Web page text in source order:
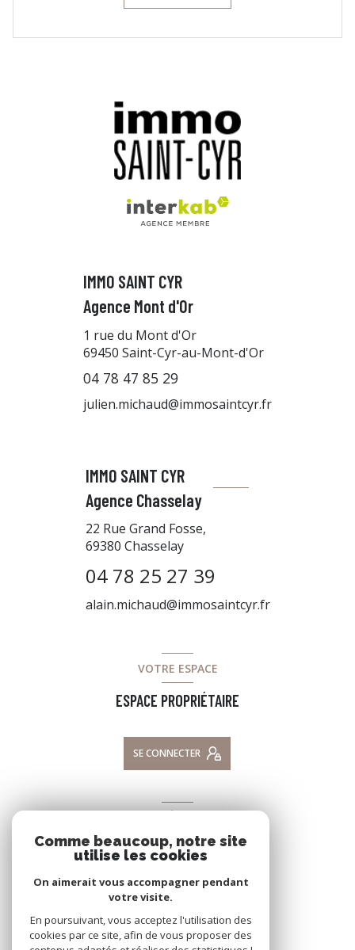
IMMO SAINT CYR
Agence Mont d'Or
1 rue du Mont d'Or
69450 Saint-Cyr-au-Mont-d'Or
04 78 47 85 29
julien.michaud@immosaintcyr.fr
IMMO SAINT CYR
Agence Chasselay
22 Rue Grand Fosse,
69380 Chasselay
04 78 25 27 39
alain.michaud@immosaintcyr.fr
VOTRE ESPACE
ESPACE PROPRIÉTAIRE
SE CONNECTER
NOUS ADHÉRONS
Comme beaucoup, notre site
utilise les cookies
On aimerait vous accompagner pendant
votre visite.
En poursuivant, vous acceptez l'utilisation des
cookies par ce site, afin de vous proposer des